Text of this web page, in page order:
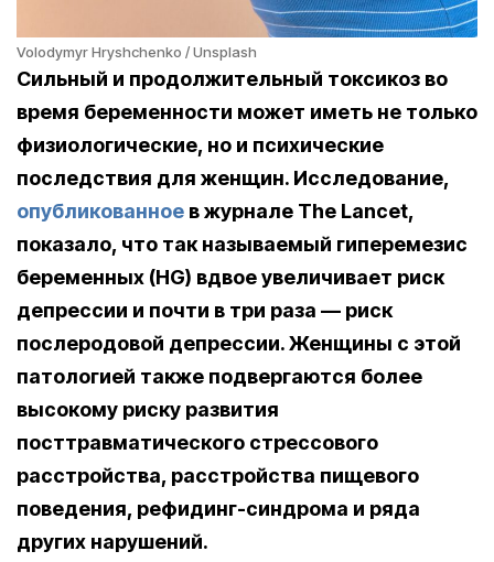
Volodymyr Hryshchenko / Unsplash
Сильный и продолжительный токсикоз во
время беременности может иметь не только
физиологические, но и психические
последствия для женщин. Исследование,
опубликованное в журнале The Lancet,
показало, что так называемый гиперемезис
беременных (HG) вдвое увеличивает риск
депрессии и почти в три раза — риск
послеродовой депрессии. Женщины с этой
патологией также подвергаются более
высокому риску развития
посттравматического стрессового
расстройства, расстройства пищевого
поведения, рефидинг-синдрома и ряда
других нарушений.